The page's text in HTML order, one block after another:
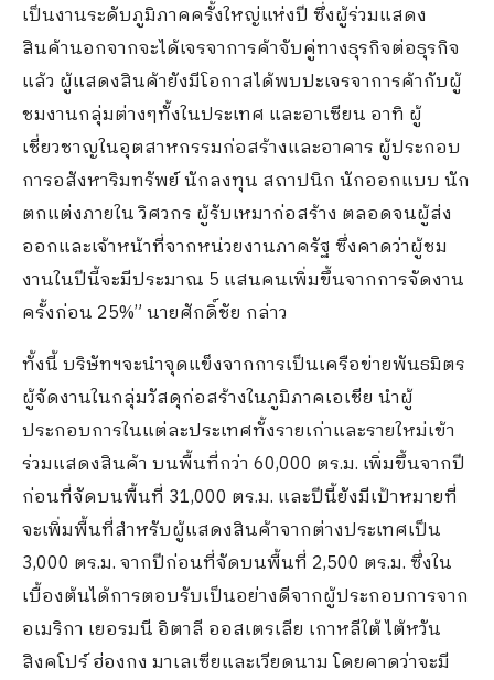
เป็นงานระดับภูมิภาคครั้งใหญ่แห่งปี ซึ่งผู้ร่วมแสดง
สินค้านอกจากจะได้เจรจาการค้าจับคู่ทางธุรกิจต่อธุรกิจ
แล้ว ผู้แสดงสินค้ายังมีโอกาสได้พบปะเจรจาการค้ากับผู้
ชมงานกลุ่มต่างๆทั้งในประเทศ และอาเซียน อาทิ ผู้
เชี่ยวชาญในอุตสาหกรรมก่อสร้างและอาคาร ผู้ประกอบ
การอสังหาริมทรัพย์ นักลงทุน สถาปนิก นักออกแบบ นัก
ตกแต่งภายใน วิศวกร ผู้รับเหมาก่อสร้าง ตลอดจนผู้ส่ง
ออกและเจ้าหน้าที่จากหน่วยงานภาครัฐ ซึ่งคาดว่าผู้ชม
งานในปีนี้จะมีประมาณ 5 แสนคนเพิ่มขึ้นจากการจัดงาน
ครั้งก่อน 25%” นายศักดิ์ชัย กล่าว
ทั้งนี้ บริษัทฯจะนำจุดแข็งจากการเป็นเครือข่ายพันธมิตร
ผู้จัดงานในกลุ่มวัสดุก่อสร้างในภูมิภาคเอเชีย นำผู้
ประกอบการในแต่ละประเทศทั้งรายเก่าและรายใหม่เข้า
ร่วมแสดงสินค้า บนพื้นที่กว่า 60,000 ตร.ม. เพิ่มขึ้นจากปี
ก่อนที่จัดบนพื้นที่ 31,000 ตร.ม. และปีนี้ยังมีเป้าหมายที่
จะเพิ่มพื้นที่สำหรับผู้แสดงสินค้าจากต่างประเทศเป็น
3,000 ตร.ม. จากปีก่อนที่จัดบนพื้นที่ 2,500 ตร.ม. ซึ่งใน
เบื้องต้นได้การตอบรับเป็นอย่างดีจากผู้ประกอบการจาก
อเมริกา เยอรมนี อิตาลี ออสเตรเลีย เกาหลีใต้ ไต้หวัน
สิงคโปร์ ฮ่องกง มาเลเซียและเวียดนาม โดยคาดว่าจะมี